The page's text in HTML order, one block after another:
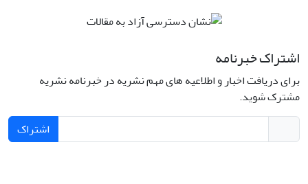
اشتراک خبرنامه
برای دریافت اخبار و اطلاعیه های مهم نشریه در خبرنامه نشریه
مشترک شوید.
اشتراک